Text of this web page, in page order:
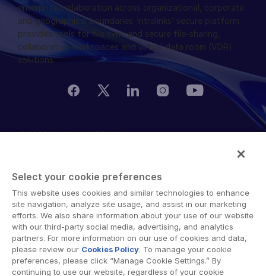
enterprise collaboration across organizational, corporate
and geographical boundaries. Intralinks’ secure platform
provides tools for file sync and secure file-sharing,
collaborative workspaces and virtual data room (VDR)
solutions.
© 2026 Intralinks, SS&C Inc.
Select your cookie preferences
This website uses cookies and similar technologies to enhance
site navigation, analyze site usage, and assist in our marketing
efforts. We also share information about your use of our website
with our third-party social media, advertising, and analytics
partners. For more information on our use of cookies and data,
please review our Cookies Policy. To manage your cookie
preferences, please click “Manage Cookie Settings.” By
continuing to use our website, regardless of your cookie